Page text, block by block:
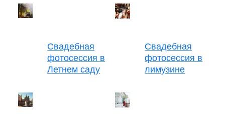
Свадебная
фотосессия в
Летнем саду
Свадебная
фотосессия в
лимузине